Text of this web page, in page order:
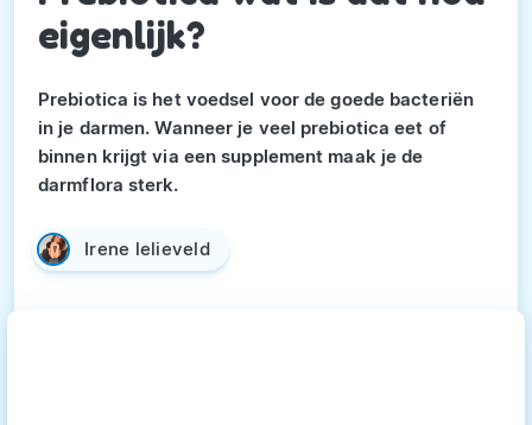
eigenlijk?
Prebiotica is het voedsel voor de goede bacteriën
in je darmen. Wanneer je veel prebiotica eet of
binnen krijgt via een supplement maak je de
darmflora sterk.
Irene lelieveld